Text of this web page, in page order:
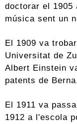
doctorar el
música sent un
El 1909 va
Universitat de
Albert Einstein
patents de
El 1911 va
1912 a l'escola